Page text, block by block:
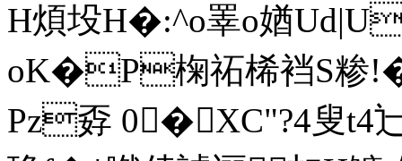
H煩坄H�:^o睪o媨
oK�P椈祏桸裆S糁
Pz孬 0�XC"?4叟